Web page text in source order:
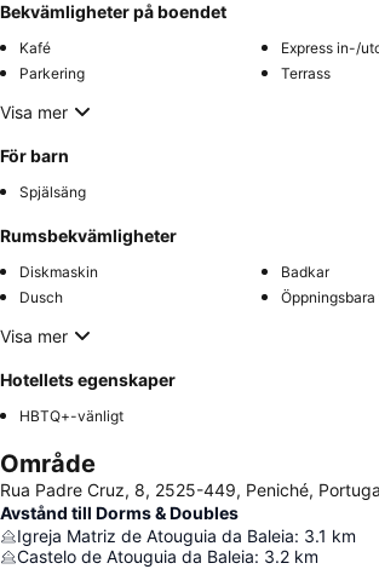
Bekvämligheter på boendet
Kafé
Express in-/
Parkering
Terrass
Visa mer
För barn
Spjälsäng
Rumsbekvämligheter
Diskmaskin
Badkar
Dusch
Visa mer
Hotellets egenskaper
HBTQ+-vänligt
Område
Rua Padre Cruz, 8, 2525-449, Peniché,
Avstånd till Dorms & Doubles
Igreja Matriz de Atouguia da Baleia: 3.1 km
Castelo de Atouguia da Baleia: 3.2 km